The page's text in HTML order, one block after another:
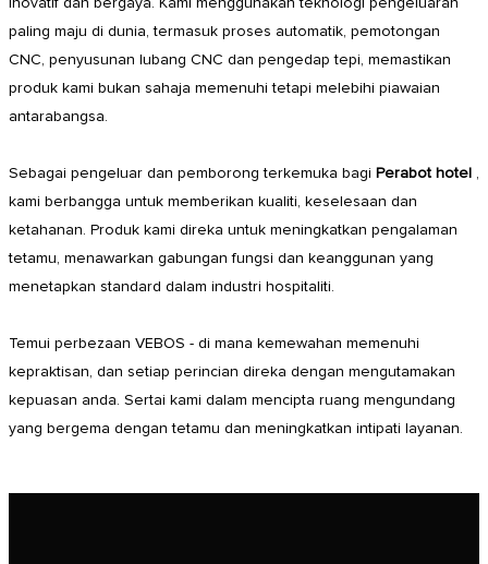
paling maju di dunia, termasuk proses automatik, pemotongan
CNC, penyusunan lubang CNC dan pengedap tepi, memastikan
produk kami bukan sahaja memenuhi tetapi melebihi piawaian
antarabangsa.
Sebagai pengeluar dan pemborong terkemuka bagi Perabot hotel
kami berbangga untuk memberikan kualiti, keselesaan dan
ketahanan. Produk kami direka untuk meningkatkan pengalaman
tetamu, menawarkan gabungan fungsi dan keanggunan yang
menetapkan standard dalam industri hospitaliti.
Temui perbezaan VEBOS - di mana kemewahan memenuhi
kepraktisan, dan setiap perincian direka dengan mengutamakan
kepuasan anda. Sertai kami dalam mencipta ruang mengundang
yang bergema dengan tetamu dan meningkatkan intipati layanan.